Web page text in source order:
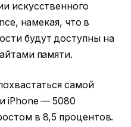
искусственного
намекая, что в
будут доступны на
памяти.
самой
iPhone — 5080
в 8,5 процентов.